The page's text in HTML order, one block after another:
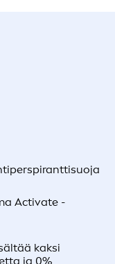
Activate -
kaksi
ja 0%